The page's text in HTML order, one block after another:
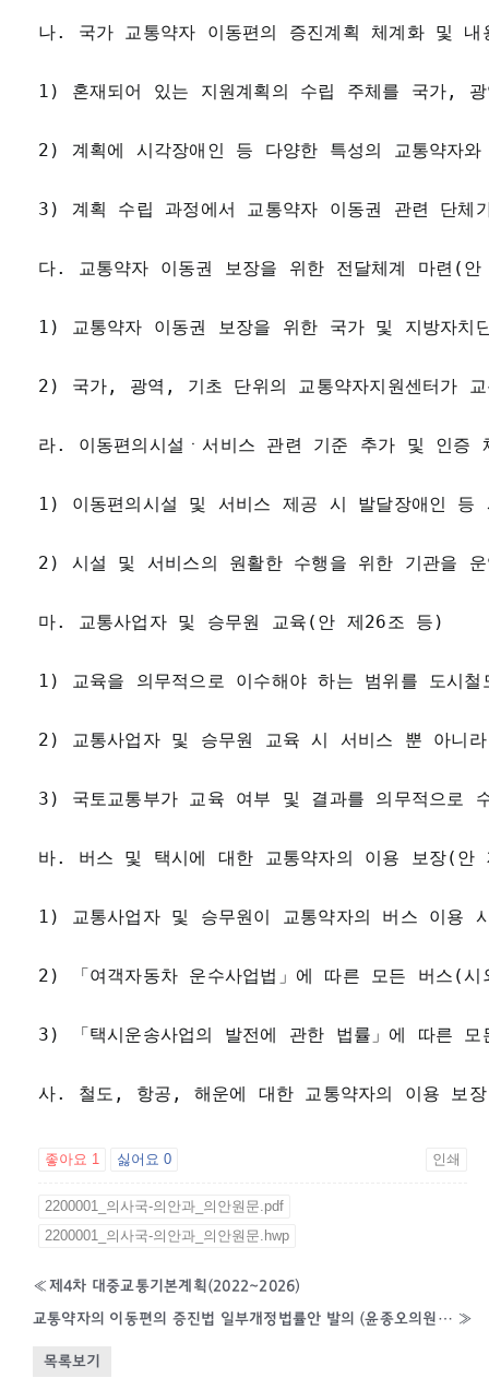
나. 국가 교통약자 이동편의 증진계획 체계화 및
1) 혼재되어 있는 지원계획의 수립 주체를 국가,
2) 계획에 시각장애인 등 다양한 특성의 교통약자
3) 계획 수립 과정에서 교통약자 이동권 관련 단체
다. 교통약자 이동권 보장을 위한 전달체계 마련(
1) 교통약자 이동권 보장을 위한 국가 및 지방자치
2) 국가, 광역, 기초 단위의 교통약자지원센터가
라. 이동편의시설ㆍ서비스 관련 기준 추가 및 인증
1) 이동편의시설 및 서비스 제공 시 발달장애인 등
2) 시설 및 서비스의 원활한 수행을 위한 기관을
마. 교통사업자 및 승무원 교육(안 제26조 등)
1) 교육을 의무적으로 이수해야 하는 범위를 도시
2) 교통사업자 및 승무원 교육 시 서비스 뿐 아니
3) 국토교통부가 교육 여부 및 결과를 의무적으로
바. 버스 및 택시에 대한 교통약자의 이용 보장(안
1) 교통사업자 및 승무원이 교통약자의 버스 이용
2) 「여객자동차 운수사업법」에 따른 모든 버스(
3) 「택시운송사업의 발전에 관한 법률」에 따른
사. 철도, 항공, 해운에 대한 교통약자의 이용 보
좋아요 1 싫어요0 인쇄
2200001_의사국-의안과_의안원문.pdf
2200001_의사국-의안과_의안원문.hwp
« 제4차 대중교통기본계획(2022~2026)
교통약자의 이동편의 증진법 일부개정법률안 발의 (윤종오의원 등 12인, 제2216117호, 2026. 1. 16.) »
목록보기